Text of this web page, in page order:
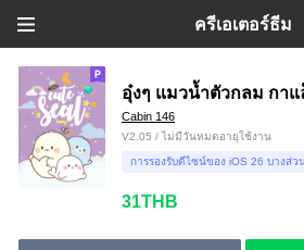
ครีเอเตอร์ธีม
อุ๋งๆ แมวน้ำตัวกลม กา
Cabin 146
V2.05 / ไม่มีวันหมดอายุใช้งาน
การรองรับดีไซน์ของ iOS 26 บางส่ว
31THB